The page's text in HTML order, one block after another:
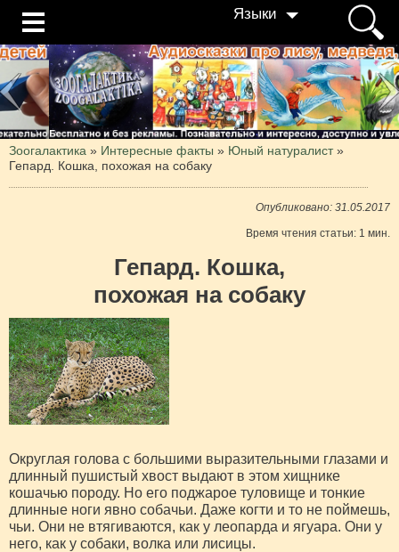
Языки
Зоогалактика » Интересные факты » Юный натуралист »
Гепард. Кошка, похожая на собаку
Опубликовано: 31.05.2017
Время чтения статьи: 1 мин.
Гепард. Кошка,
похожая на собаку
Округлая голова с большими выразительными глазами и
длин­ный пушистый хвост выдают в этом хищнике
кошачью породу. Но его поджарое туловище и тонкие
длинные ноги явно соба­чьи. Даже когти и то не пой­мешь,
чьи. Они не втягиваются, как у леопарда и ягуара. Они у
него, как у собаки, волка или лисицы.